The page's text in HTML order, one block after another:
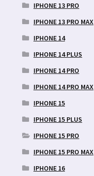
IPHONE 13 PRO
IPHONE 13 PRO MAX
IPHONE 14
IPHONE 14 PLUS
IPHONE 14 PRO
IPHONE 14 PRO MAX
IPHONE 15
IPHONE 15 PLUS
IPHONE 15 PRO
IPHONE 15 PRO MAX
IPHONE 16